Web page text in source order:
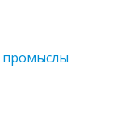
промыслы